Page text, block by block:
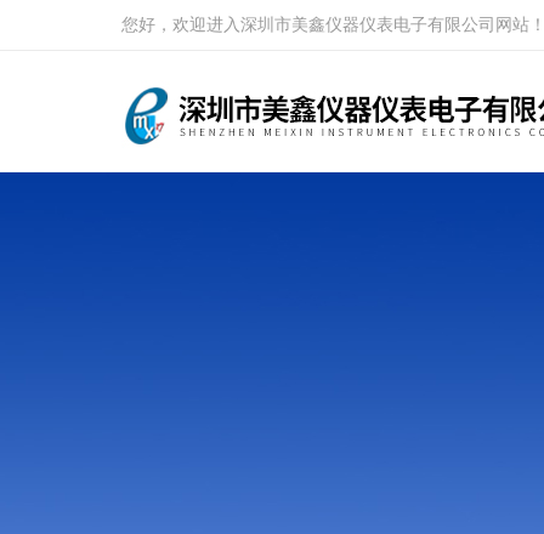
您好，欢迎进入深圳市美鑫仪器仪表电子有限公司网站